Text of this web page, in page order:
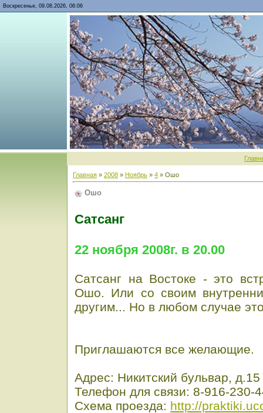
Воскресенье, 09.08.2026, 06:06
Главная » 2008 » Ноябрь » 4 » Ошо
Ошо
Сатсанг
22 ноября 2008г. в 20.00
Сатсанг на Востоке - это
Ошо. Или со своим
другим... Но в любом случае
Приглашаются все желающие.
Адрес: Никитский бульвар, д.15
Телефон для связи: 8-916-230-
Схема проезда: http://